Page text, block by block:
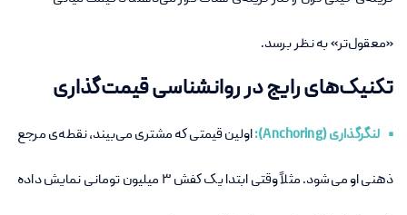
«معقول‌تر» به نظر برسد.
تکنیک‌های رایج در روانشناسی قیمت‌گذاری
• لنگرگذاری (Anchoring): اولین قیمتی که مشتری می‌بیند، نقطه‌ی مرجع
ذهنی او می‌شود. مثلاً وقتی ابتدا یک کفش ۳ میلیون تومانی نمایش داده